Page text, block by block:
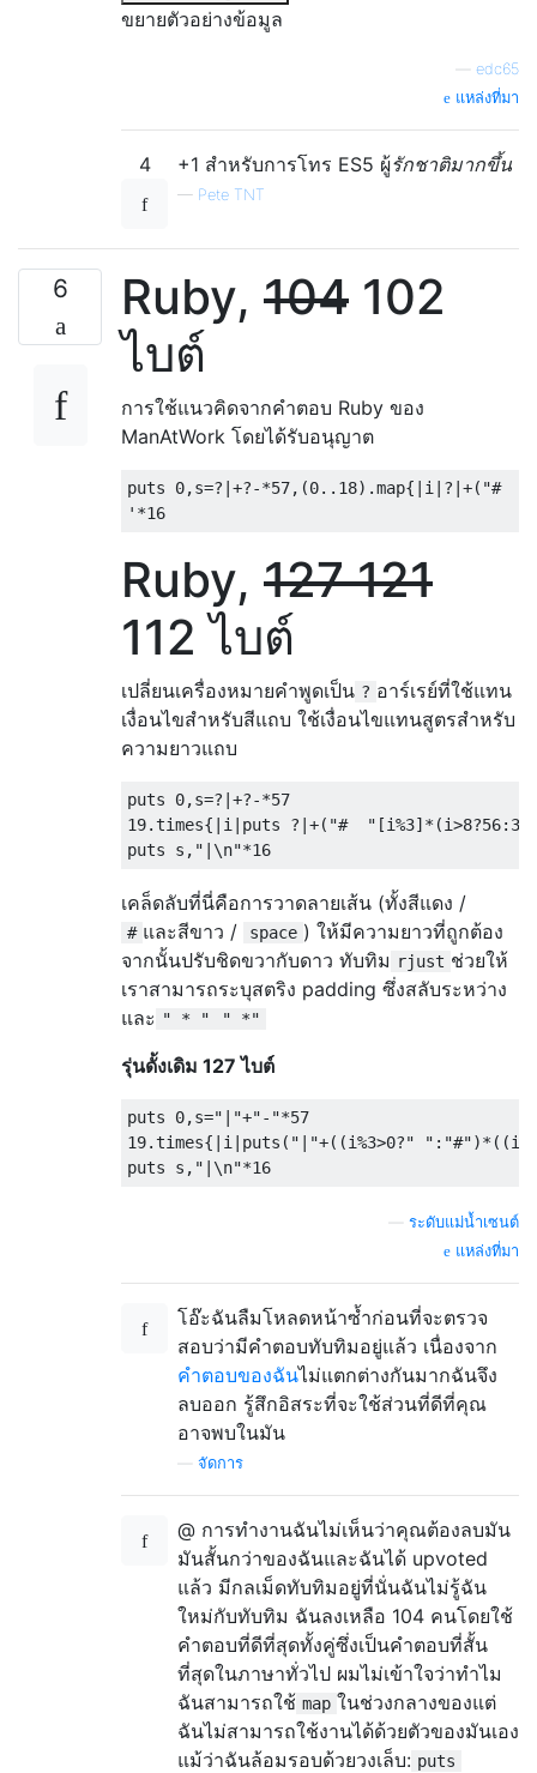
ขยายตัวอย่างข้อมูล
edc65
แหล่งที่มา
4 +1 สำหรับการโทร ES5 ผู้รักชาติมากขึ้น
— Pete TNT
6 Ruby, 104 102
ไบต์
การใช้แนวคิดจากคำตอบ Ruby ของ
ManAtWork โดยได้รับอนุญาต
puts 0,s=?|+?-*57,(0..18).map{|i|?|+("#
Ruby, 127 121
112 ไบต์
เปลี่ยนเครื่องหมายคำพูดเป็น ? อาร์เรย์ที่ใช้แทน
เงื่อนไขสำหรับสีแถบ ใช้เงื่อนไขแทนสูตรสำหรับ
ความยาวแถบ
puts 0,s=?|+?-*57
19.times{|i|puts ?|+("#
เคล็ดลับที่นี่คือการวาดลายเส้น (ทั้งสีแดง /
# และสีขาว / space ) ให้มีความยาวที่ถูกต้อง
จากนั้นปรับชิดขวากับดาว ทับทิม rjust ช่วยให้
เราสามารถระบุสตริง padding ซึ่งสลับระหว่าง
และ " * " " *"
รุ่นดั้งเดิม 127 ไบต์
puts 0,s="|"+"-"*57
19.times{|i|puts("|"+((i%3>0?"
ระดับแม่น้ำเซนต์
แหล่งที่มา
โอ๊ะฉันลืมโหลดหน้าซ้ำก่อนที่จะตรวจ
สอบว่ามีคำตอบทับทิมอยู่แล้ว เนื่องจาก
คำตอบของฉันไม่แตกต่างกันมากฉันจึง
ลบออก รู้สึกอิสระที่จะใช้ส่วนที่ดีที่คุณ
อาจพบในมัน
จัดการ
@ การทำงานฉันไม่เห็นว่าคุณต้องลบมัน
มันสั้นกว่าของฉันและฉันได้ upvoted
แล้ว มีกลเม็ดทับทิมอยู่ที่นั่นฉันไม่รู้ฉัน
ใหม่กับทับทิม ฉันลงเหลือ 104 คนโดยใช้
คำตอบที่ดีที่สุดทั้งคู่ซึ่งเป็นคำตอบที่สั้น
ที่สุดในภาษาทั่วไป ผมไม่เข้าใจว่าทำไม
ฉันสามารถใช้ map ในช่วงกลางของแต่
ฉันไม่สามารถใช้งานได้ด้วยตัวของมันเอง
แม้ว่าฉันล้อมรอบด้วยวงเล็บ: puts